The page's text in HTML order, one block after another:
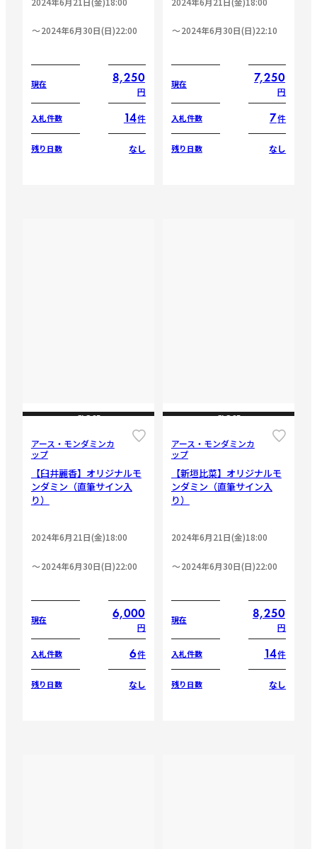
2024年6月30日(日)22:00
現在 8,250
円
入札件数 14件
残り日数 なし
2024年6月30日(日)22:10
現在 7,250
円
入札件数 7件
残り日数 なし
CLOSE
アース・モンダミンカ
ップ
【臼井麗香】オリジナルモ
ンダミン（直筆サイン入
り）
2024年6月21日(金)18:00
2024年6月30日(日)22:00
現在 6,000
円
入札件数 6件
残り日数 なし
CLOSE
アース・モンダミンカ
ップ
【新垣比菜】オリジナルモ
ンダミン（直筆サイン入
り）
2024年6月21日(金)18:00
2024年6月30日(日)22:00
現在 8,250
円
入札件数 14件
残り日数 なし